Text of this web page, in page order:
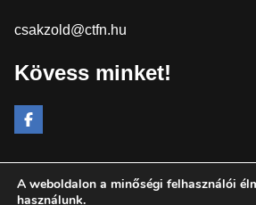
csakzold@ctfn.hu
Kövess minket!
Copyright © 2024 csakzold.hu.
A weboldalon a minőségi felhasználói
használunk.